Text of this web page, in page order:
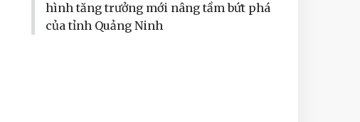
hình tăng trưởng mới nâng tầm bứt phá
của tỉnh Quảng Ninh